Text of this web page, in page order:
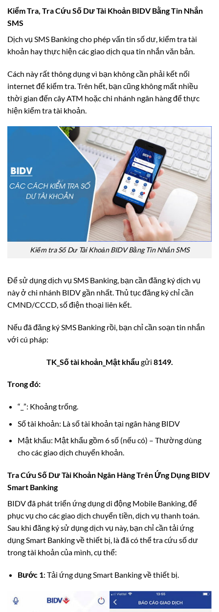
Kiểm Tra, Tra Cứu Số Dư Tài Khoản BIDV Bằng Tin Nhắn
SMS
Dịch vụ SMS Banking cho phép vấn tin số dư, kiểm tra tài
khoản hay thực hiện các giao dịch qua tin nhắn văn bản.
Cách này rất thông dụng vì bạn không cần phải kết nối
internet để kiểm tra. Trên hết, bạn cũng không mất nhiều
thời gian đến cây ATM hoặc chi nhánh ngân hàng để thực
hiện kiểm tra tài khoản.
Kiểm tra Số Dư Tài Khoản BIDV Bằng Tin Nhắn SMS
Để sử dụng dịch vụ SMS Banking, bạn cần đăng ký dịch vụ
này ở chi nhánh BIDV gần nhất. Thủ tục đăng ký chỉ cần
CMND/CCCD, số điện thoại liên kết.
Nếu đã đăng ký SMS Banking rồi, bạn chỉ cần soạn tin nhắn
với cú pháp:
TK_Số tài khoản_Mật khẩu gửi 8149.
Trong đó:
“_”: Khoảng trống.
Số tài khoản: Là số tài khoản tại ngân hàng BIDV
Mật khẩu: Mật khẩu gồm 6 số (nếu có) – Thường dùng
cho các giao dịch chuyển khoản.
Tra Cứu Số Dư Tài Khoản Ngân Hàng Trên Ứng Dụng BIDV
Smart Banking
BIDV đã phát triển ứng dụng di động Mobile Banking, để
phục vụ cho các giao dịch chuyển tiền, dịch vụ thanh toán.
Sau khi đăng ký sử dụng dịch vụ này, bạn chỉ cần tải ứng
dụng Smart Banking về thiết bị, là đã có thể tra cứu số dư
trong tài khoản của mình, cụ thể:
Bước 1: Tải ứng dụng Smart Banking về thiết bị.